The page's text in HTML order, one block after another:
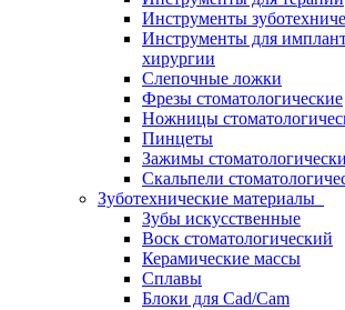
Инструменты
Инструменты для
хирургии
Слепочные ложки
Фрезы стоматологические
Ножницы
Пинцеты
Зажимы
Скальпели
Зуботехнические материалы
Зубы искусственные
Воск стоматологический
Керамические массы
Сплавы
Блоки для Cad/Cam